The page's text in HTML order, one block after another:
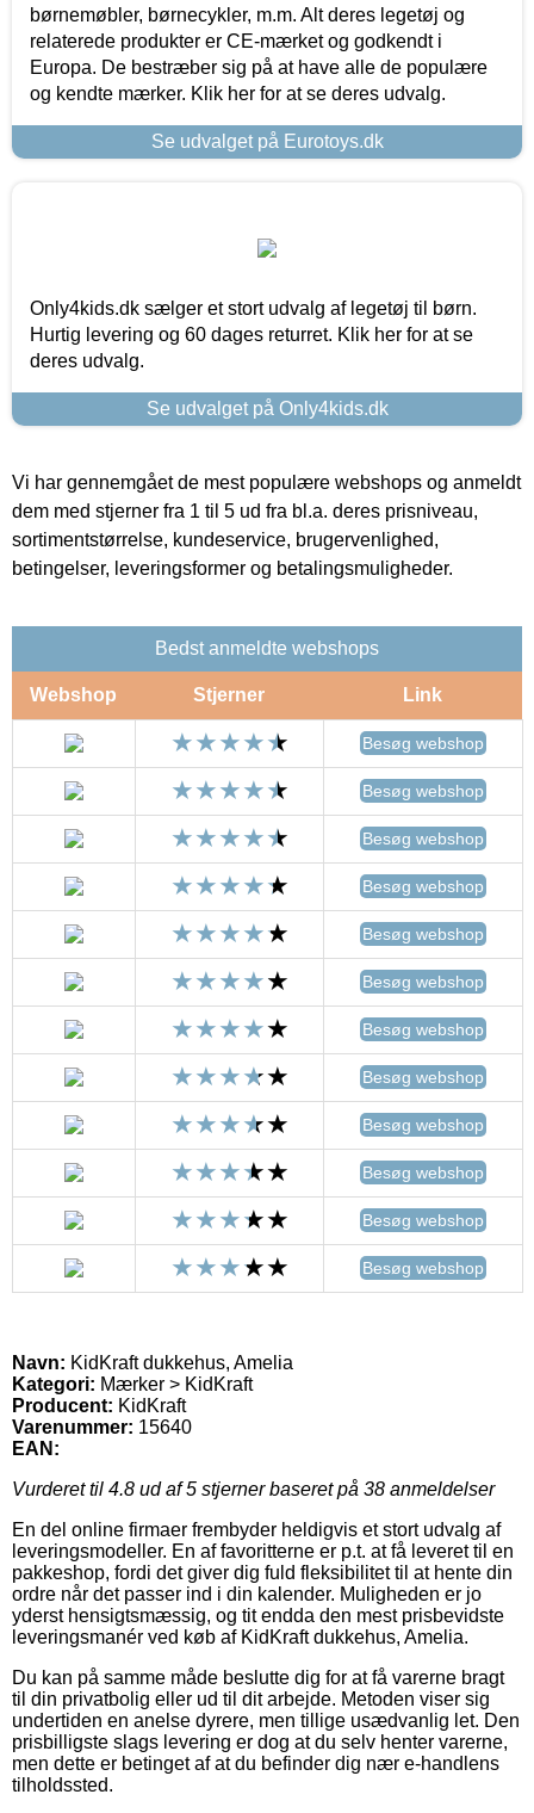
børnemøbler, børnecykler, m.m. Alt deres legetøj og
relaterede produkter er CE-mærket og godkendt i
Europa. De bestræber sig på at have alle de populære
og kendte mærker. Klik her for at se deres udvalg.
Se udvalget på Eurotoys.dk
Only4kids.dk sælger et stort udvalg af legetøj til børn.
Hurtig levering og 60 dages returret. Klik her for at se
deres udvalg.
Se udvalget på Only4kids.dk
Vi har gennemgået de mest populære webshops og anmeldt
dem med stjerner fra 1 til 5 ud fra bl.a. deres prisniveau,
sortimentstørrelse, kundeservice, brugervenlighed,
betingelser, leveringsformer og betalingsmuligheder.
Bedst anmeldte webshops
Webshop Stjerner Link
Besøg webshop
Besøg webshop
Besøg webshop
Besøg webshop
Besøg webshop
Besøg webshop
Besøg webshop
Besøg webshop
Besøg webshop
Besøg webshop
Besøg webshop
Besøg webshop
Navn: KidKraft dukkehus, Amelia
Kategori: Mærker > KidKraft
Producent: KidKraft
Varenummer: 15640
EAN:
Vurderet til 4.8 ud af 5 stjerner baseret på 38 anmeldelser
En del online firmaer frembyder heldigvis et stort udvalg af
leveringsmodeller. En af favoritterne er p.t. at få leveret til en
pakkeshop, fordi det giver dig fuld fleksibilitet til at hente din
ordre når det passer ind i din kalender. Muligheden er jo
yderst hensigtsmæssig, og tit endda den mest prisbevidste
leveringsmanér ved køb af KidKraft dukkehus, Amelia.
Du kan på samme måde beslutte dig for at få varerne bragt
til din privatbolig eller ud til dit arbejde. Metoden viser sig
undertiden en anelse dyrere, men tillige usædvanlig let. Den
prisbilligste slags levering er dog at du selv henter varerne,
men dette er betinget af at du befinder dig nær e-handlens
tilholdssted.